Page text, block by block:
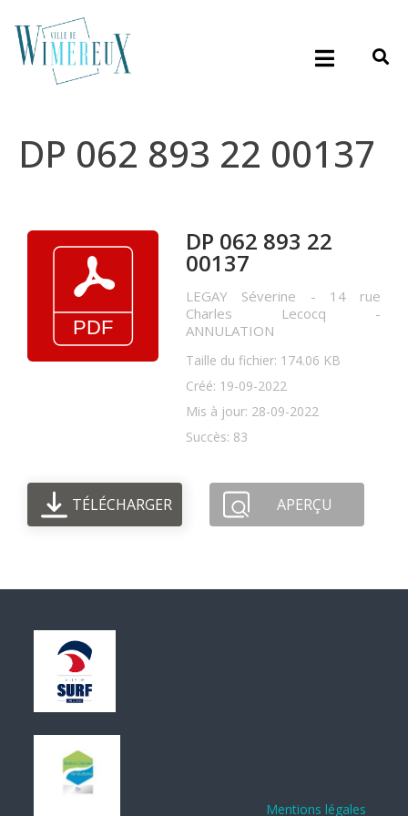
DP 062 893 22 00137
DP 062 893 22
00137
LEGAY Séverine - 14 rue
Charles Lecocq -
ANNULATION
Taille du fichier: 174.06 KB
Créé: 19-09-2022
Mis à jour: 28-09-2022
Succès: 83
TÉLÉCHARGER APERÇU
Mentions légales